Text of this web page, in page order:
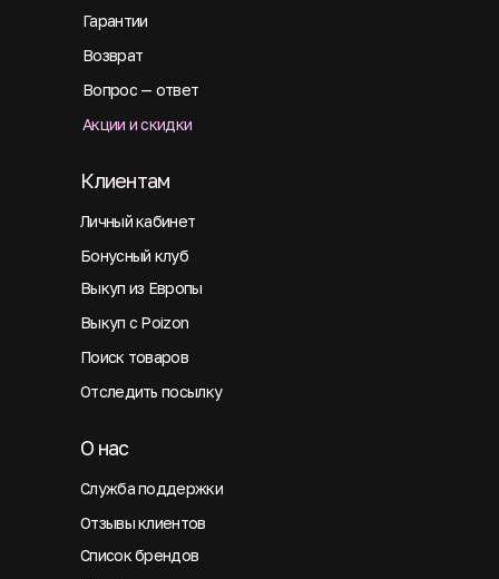
Гарантии
Возврат
Вопрос — ответ
Акции и скидки
Личный кабинет
Клиентам
Бонусный клуб
Выкуп из Европы
Выкуп с Poizon
Поиск товаров
Отследить посылку
Служба поддержки
О нас
Отзывы клиентов
Список брендов